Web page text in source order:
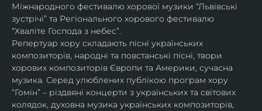
Міжнародного фестивалю хорової музики “Львівські
зустрічі” та Регіонального хорового фестивалю
“Хваліте Господа з небес”.
Репертуар хору складають пісні українських
композиторів, народні та повстанські пісні, твори
хорових композиторів Європи та Америки, сучасна
музика. Серед улюблених публікою програм хору
“Гомін” – різдвяні концерти з українських та світових
колядок, духовна музика українських композиторів,